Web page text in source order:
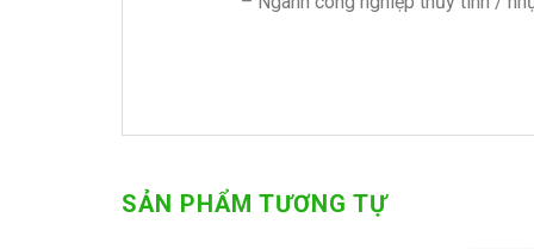
SẢN PHẨM TƯƠNG TỰ